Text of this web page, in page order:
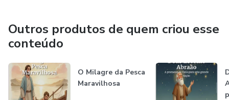
Outros produtos de quem criou esse
conteúdo
O Milagre da Pesca
Maravilhosa